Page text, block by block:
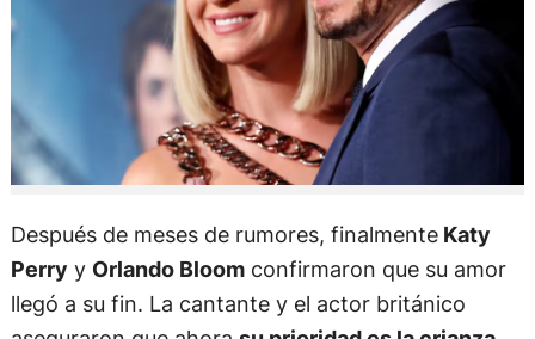
Después de meses de rumores, finalmenteKaty
Perry y Orlando Bloomconfirmaron que su amor
llegó a su fin. La cantante y el actor británico